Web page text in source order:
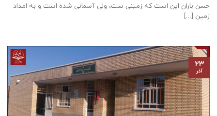
حسن باران این است که زمینی ست، ولی آسمانی شده است و به امداد
زمین [...]
۲۳
آذر